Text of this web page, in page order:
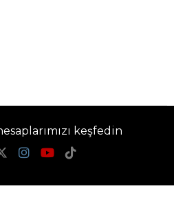
keşfedin